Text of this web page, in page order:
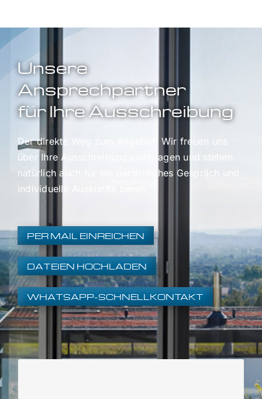
Unsere
Ansprechpartner
für Ihre Ausschreibung
Der direkte Weg zum Angebot: Wir freuen uns
über Ihre Ausschreibungsunterlagen und stehen
natürlich auch für ein persönliches Gespräch und
individuelle Auskünfte bereit.
PER MAIL EINREICHEN
DATEIEN HOCHLADEN
WHATSAPP-SCHNELLKONTAKT